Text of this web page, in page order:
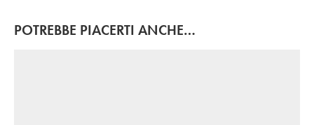
POTREBBE PIACERTI ANCHE…